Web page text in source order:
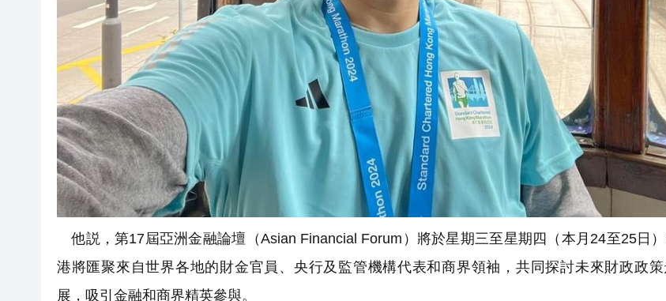
他説，第17屆亞洲金融論壇（Asian Financial Forum）將於星期三至星期四（本月24至25日
港將匯聚來自世界各地的財金官員、央行及監管機構代表和商界領袖，共同探討未來財政政
展，吸引金融和商界精英參與。